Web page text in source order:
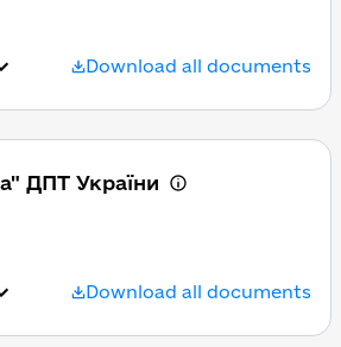
Download all documents
ДПТ України
Download all documents